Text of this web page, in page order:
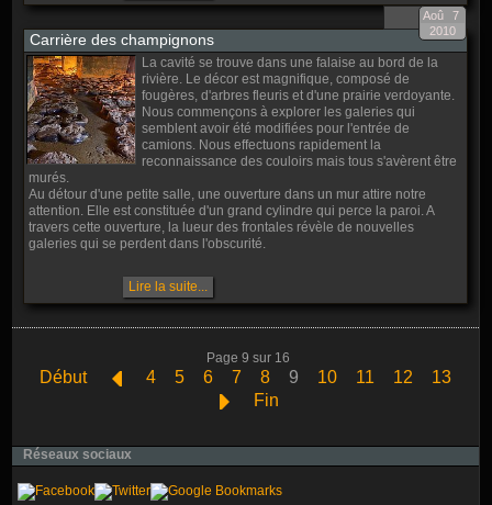
Carrière des champignons
7
Aoû
2010
La cavité se trouve dans une falaise au bord de la
rivière. Le décor est magnifique, composé de
fougères, d'arbres fleuris et d'une prairie verdoyante.
Nous commençons à explorer les galeries qui
semblent avoir été modifiées pour l'entrée de
camions. Nous effectuons rapidement la
reconnaissance des couloirs mais tous s'avèrent être
murés.
Au détour d'une petite salle, une ouverture dans un mur attire notre
attention. Elle est constituée d'un grand cylindre qui perce la paroi. A
travers cette ouverture, la lueur des frontales révèle de nouvelles
galeries qui se perdent dans l'obscurité.
Lire la suite...
Page 9 sur 16
Début 4 5 6 7 8 9 10 11 12
13
Fin
Réseaux sociaux